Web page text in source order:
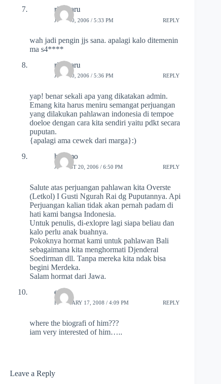
rikimaru
JULY 10, 2006 / 5:33 PM REPLY
wah jadi pengin jjs sana. apalagi kalo ditemenin
ma s4****
rikimaru
JULY 10, 2006 / 5:36 PM REPLY
yap! benar sekali apa yang dikatakan admin.
Emang kita harus meniru semangat perjuangan
yang dilakukan pahlawan indonesia di tempoe
doeloe dengan cara kita sendiri yaitu pdkt secara
puputan.
{apalagi ama cewek dari marga}:)
hutomo
AUGUST 20, 2006 / 6:50 PM REPLY
Salute atas perjuangan pahlawan kita Overste
(Letkol) I Gusti Ngurah Rai dg Puputannya. Api
Perjuangan kalian tidak akan pernah padam di
hati kami bangsa Indonesia.
Untuk penulis, di-exlopre lagi siapa beliau dan
kalo perlu anak buahnya.
Pokoknya hormat kami untuk pahlawan Bali
sebagaimana kita menghormati Djenderal
Soedirman dll. Tanpa mereka kita ndak bisa
begini Merdeka.
Salam hormat dari Jawa.
eg9ie
FEBRUARY 17, 2008 / 4:09 PM REPLY
where the biografi of him???
iam very interested of him…..
Leave a Reply